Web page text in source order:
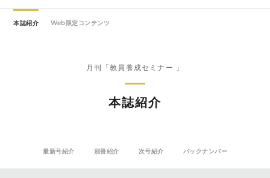
本誌紹介 Web限定コンテンツ
月刊「教員養成セミナー 」
本誌紹介
最新号紹介 別冊紹介 次号紹介 バックナンバー